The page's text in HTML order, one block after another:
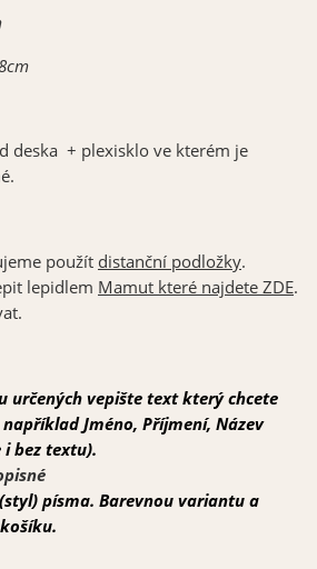
deska + plexisklo ve kterém je
použít distanční podložky.
lepidlem Mamut které najdete ZDE.
určených vepište text který chcete
Jméno, Příjmení, Název
bez textu).
písma. Barevnou variantu a
íku.